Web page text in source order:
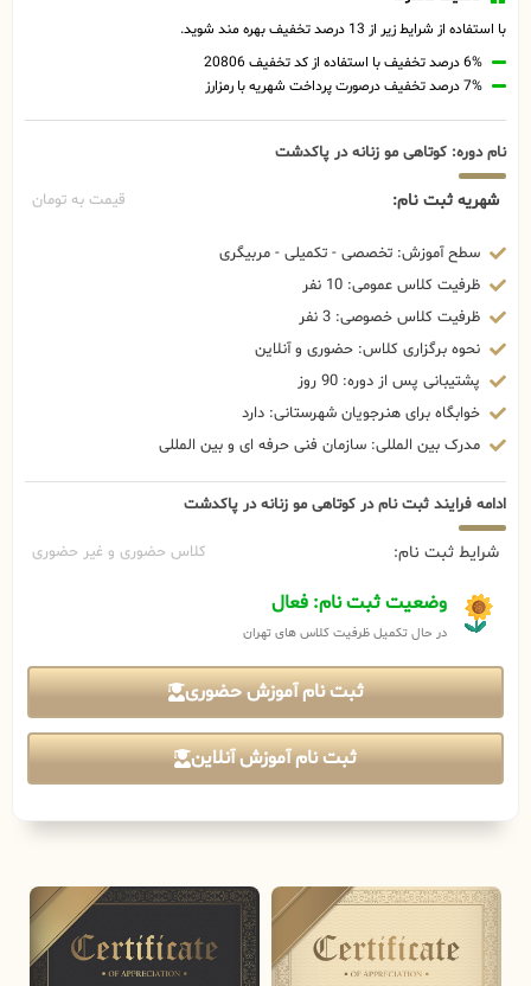
با استفاده از شرایط زیر از 13 درصد تخفیف بهره مند شوید.
6% درصد تخفیف با استفاده از کد تخفیف 20806
7% درصد تخفیف درصورت پرداخت شهریه با رمزارز
نام دوره: کوتاهی مو زنانه در پاکدشت
شهریه ثبت نام: قیمت به تومان
سطح آموزش: تخصصی - تکمیلی - مربیگری
ظرفیت کلاس عمومی: 10 نفر
ظرفیت کلاس خصوصی: 3 نفر
نحوه برگزاری کلاس: حضوری و آنلاین
پشتیبانی پس از دوره: 90 روز
خوابگاه برای هنرجویان شهرستانی: دارد
مدرک بین المللی: سازمان فنی حرفه ای و بین المللی
ادامه فرایند ثبت نام در کوتاهی مو زنانه در پاکدشت
شرایط ثبت نام: کلاس حضوری و غیر حضوری
وضعیت ثبت نام: فعال
در حال تکمیل ظرفیت کلاس های تهران
ثبت نام آموزش حضوری
ثبت نام آموزش آنلاین